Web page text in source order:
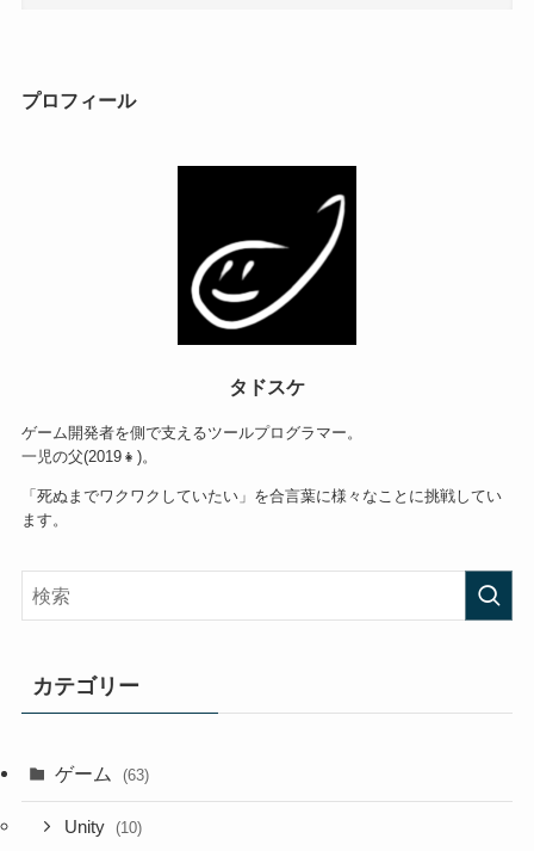
プロフィール
タドスケ
ゲーム開発者を側で支えるツールプログラマー。
一児の父(2019👧)。
「死ぬまでワクワクしていたい」を合言葉に様々なことに挑戦してい
ます。
カテゴリー
ゲーム (63)
Unity (10)